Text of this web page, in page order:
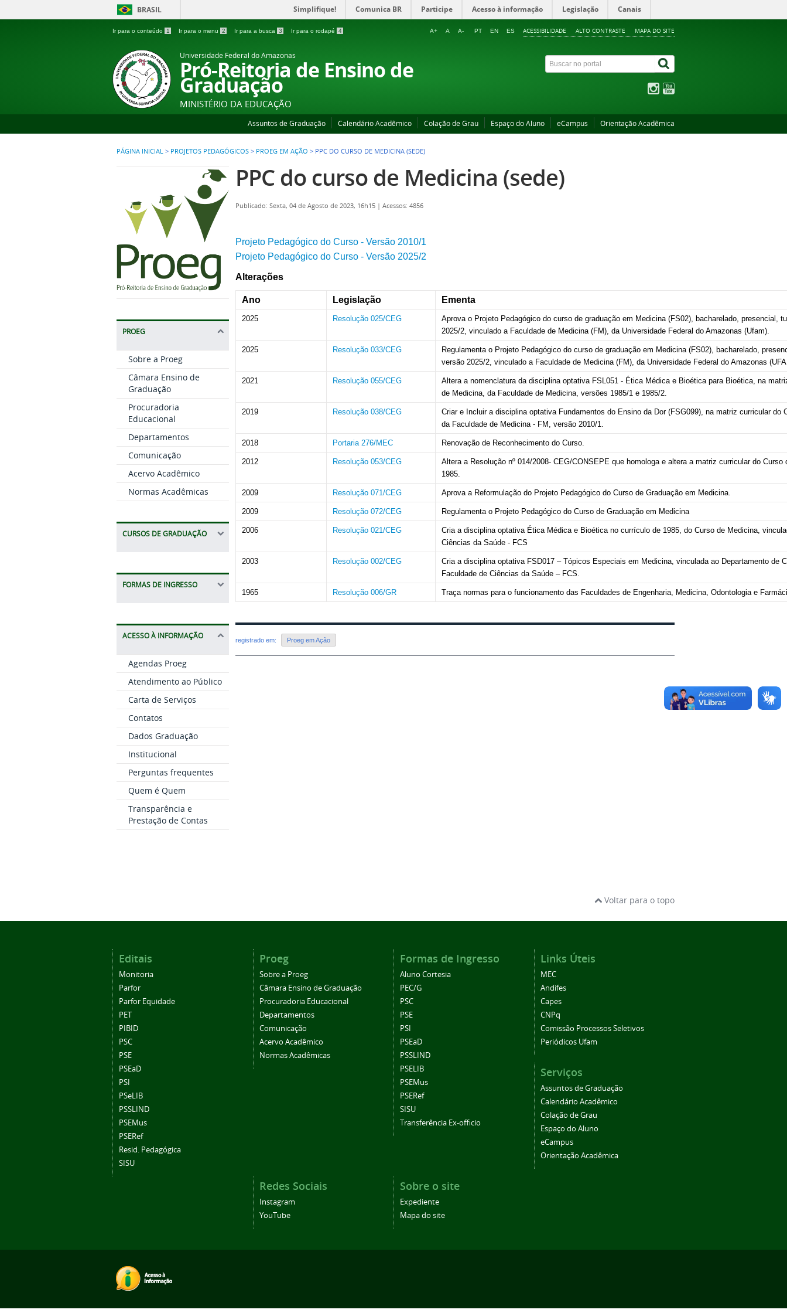
BRASIL Simplifique! Comunica BR Participe Acesso à informação Legislação Canais
Ir para o conteúdo 1 Ir para o menu 2 Ir para a busca 3 Ir para o rodapé 4 ACESSIBILIDADE ALTO CONTRASTE MAPA DO SITE
A+ A A- PT EN ES
Universidade Federal do Amazonas
Pró-Reitoria de Ensino de
Graduação
MINISTÉRIO DA EDUCAÇÃO
Assuntos de Graduação Calendário Acadêmico Colação de Grau Espaço do Aluno eCampus Orientação Acadêmica
PÁGINA INICIAL > PROJETOS PEDAGÓGICOS > PROEG EM AÇÃO > PPC DO CURSO DE MEDICINA (SEDE)
PROEG
Sobre a Proeg
Câmara Ensino de
Graduação
Procuradoria
Educacional
Departamentos
Comunicação
Acervo Acadêmico
Normas Acadêmicas
CURSOS DE GRADUAÇÃO
FORMAS DE INGRESSO
ACESSO À INFORMAÇÃO
Agendas Proeg
Atendimento ao Público
Carta de Serviços
Contatos
Dados Graduação
Institucional
Perguntas frequentes
Quem é Quem
Transparência e
Prestação de Contas
PPC do curso de Medicina (sede)
Publicado: Sexta, 04 de Agosto de 2023, 16h15 | Acessos: 4856
Projeto Pedagógico do Curso - Versão 2010/1
Projeto Pedagógico do Curso - Versão 2025/2
Alterações
Ano Legislação Ementa
2025 Resolução 025/CEG
Aprova o Projeto Pedagógico do curso de graduação em Medicina (FS02), bacharelado, presencial,
2025/2, vinculado a Faculdade de Medicina (FM), da Universidade Federal do Amazonas (Ufam).
2025 Resolução 033/CEG
Regulamenta o Projeto Pedagógico do curso de graduação em Medicina (FS02), bacharelado,
versão 2025/2, vinculado a Faculdade de Medicina (FM), da Universidade Federal do Amazonas
2021 Resolução 055/CEG
Altera a nomenclatura da disciplina optativa FSL051 - Ética Médica e Bioética para Bioética, na
de Medicina, da Faculdade de Medicina, versões 1985/1 e 1985/2.
2019 Resolução 038/CEG
Criar e Incluir a disciplina optativa Fundamentos do Ensino da Dor (FSG099), na matriz curricular do
da Faculdade de Medicina - FM, versão 2010/1.
2018 Portaria 276/MEC Renovação de Reconhecimento do Curso.
2012 Resolução 053/CEG
Altera a Resolução nº 014/2008- CEG/CONSEPE que homologa e altera a matriz curricular do Curso
1985.
2009 Resolução 071/CEG Aprova a Reformulação do Projeto Pedagógico do Curso de Graduação em Medicina.
2009 Resolução 072/CEG Regulamenta o Projeto Pedagógico do Curso de Graduação em Medicina
2006 Resolução 021/CEG
Cria a disciplina optativa Ética Médica e Bioética no currículo de 1985, do Curso de Medicina,
Ciências da Saúde - FCS
2003 Resolução 002/CEG
Cria a disciplina optativa FSD017 – Tópicos Especiais em Medicina, vinculada ao Departamento de
Faculdade de Ciências da Saúde – FCS.
1965 Resolução 006/GR Traça normas para o funcionamento das Faculdades de Engenharia, Medicina, Odontologia e
registrado em: Proeg em Ação
Voltar para o topo
Editais
Monitoria
Parfor
Parfor Equidade
PET
PIBID
PSC
PSE
PSEaD
PSI
PSeLIB
PSSLIND
PSEMus
PSERef
Resid. Pedagógica
SISU
Proeg
Sobre a Proeg
Câmara Ensino de Graduação
Procuradoria Educacional
Departamentos
Comunicação
Acervo Acadêmico
Normas Acadêmicas
Formas de Ingresso
Aluno Cortesia
PEC/G
PSC
PSE
PSI
PSEaD
PSSLIND
PSELIB
PSEMus
PSERef
SISU
Transferência Ex-officio
Links Úteis
MEC
Andifes
Capes
CNPq
Comissão Processos Seletivos
Periódicos Ufam
Serviços
Assuntos de Graduação
Calendário Acadêmico
Colação de Grau
Espaço do Aluno
eCampus
Orientação Acadêmica
Redes Sociais
Instagram
YouTube
Sobre o site
Expediente
Mapa do site